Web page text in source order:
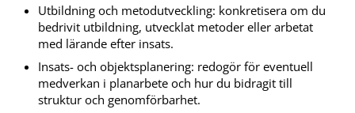
Utbildning och metodutveckling: konkretisera om du
bedrivit utbildning, utvecklat metoder eller arbetat
med lärande efter insats.
Insats- och objektsplanering: redogör för eventuell
medverkan i planarbete och hur du bidragit till
struktur och genomförbarhet.